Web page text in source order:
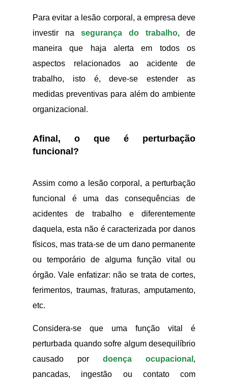
Para evitar a lesão corporal, a empresa deve
investir na segurança do trabalho, de
maneira que haja alerta em todos os
aspectos relacionados ao acidente de
trabalho, isto é, deve-se estender as
medidas preventivas para além do ambiente
organizacional.
Afinal, o que é perturbação
funcional?
Assim como a lesão corporal, a perturbação
funcional é uma das consequências de
acidentes de trabalho e diferentemente
daquela, esta não é caracterizada por danos
físicos, mas trata-se de um dano permanente
ou temporário de alguma função vital ou
órgão. Vale enfatizar: não se trata de cortes,
ferimentos, traumas, fraturas, amputamento,
etc.
Considera-se que uma função vital é
perturbada quando sofre algum desequilíbrio
causado por doença ocupacional ,
pancadas, ingestão ou contato com